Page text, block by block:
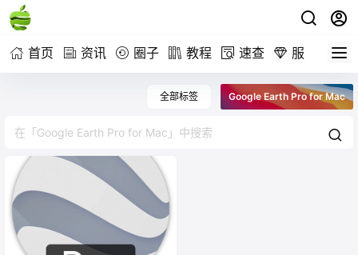
首页 资讯 圈子 教程 速查 服务
全部标签 Google Earth Pro for Mac